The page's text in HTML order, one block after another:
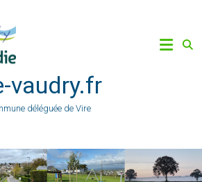
vaudry.fr
déléguée de Vire